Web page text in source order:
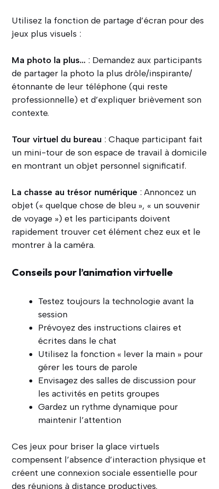
Utilisez la fonction de partage d’écran pour des
jeux plus visuels :
Ma photo la plus… : Demandez aux participants
de partager la photo la plus drôle/inspirante/
étonnante de leur téléphone (qui reste
professionnelle) et d’expliquer brièvement son
contexte.
Tour virtuel du bureau : Chaque participant fait
un mini-tour de son espace de travail à domicile
en montrant un objet personnel significatif.
La chasse au trésor numérique : Annoncez un
objet (« quelque chose de bleu », « un souvenir
de voyage ») et les participants doivent
rapidement trouver cet élément chez eux et le
montrer à la caméra.
Conseils pour l’animation virtuelle
Testez toujours la technologie avant la
session
Prévoyez des instructions claires et
écrites dans le chat
Utilisez la fonction « lever la main » pour
gérer les tours de parole
Envisagez des salles de discussion pour
les activités en petits groupes
Gardez un rythme dynamique pour
maintenir l’attention
Ces jeux pour briser la glace virtuels
compensent l’absence d’interaction physique et
créent une connexion sociale essentielle pour
des réunions à distance productives.